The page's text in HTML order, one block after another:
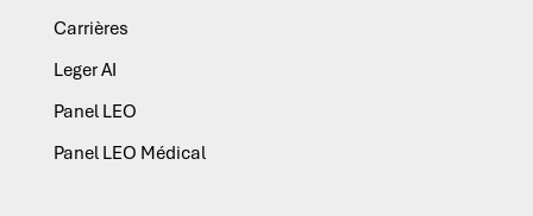
Carrières
Leger AI
Panel LEO
Panel LEO Médical